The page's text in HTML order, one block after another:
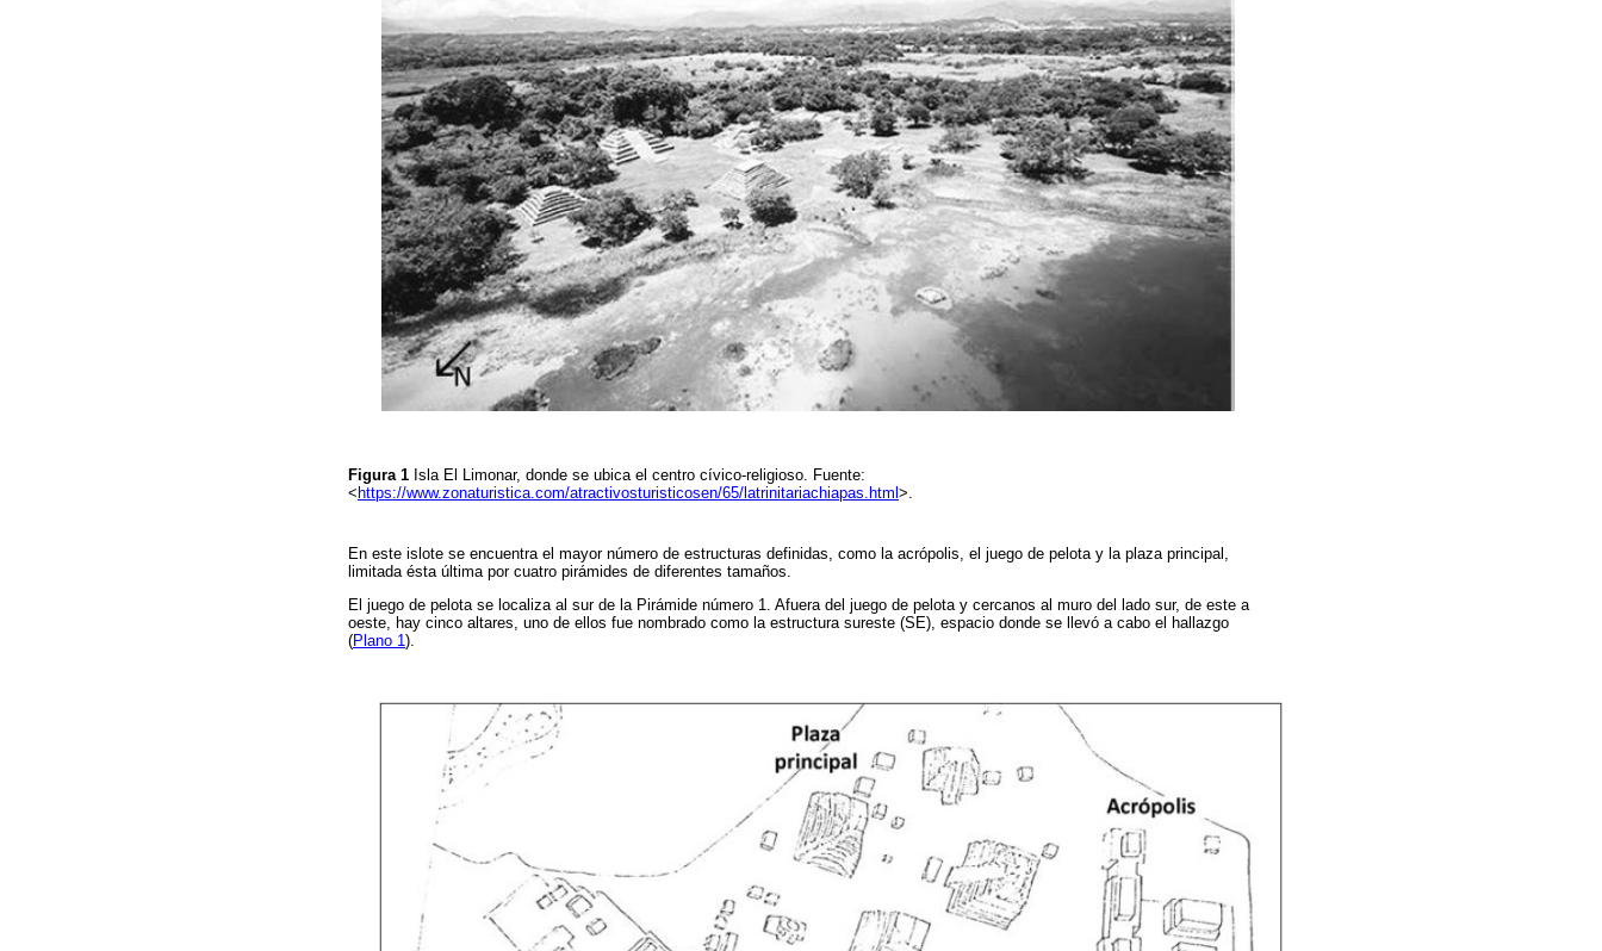
Figura 1 Isla El Limonar, donde se ubica el centro cívico-religioso. Fuente:
<https://www.zonaturistica.com/atractivosturisticosen/65/latrinitariachiapas.html>.
En este islote se encuentra el mayor número de estructuras definidas, como la acrópolis, el juego de pelota y la plaza principal,
limitada ésta última por cuatro pirámides de diferentes tamaños.
El juego de pelota se localiza al sur de la Pirámide número 1. Afuera del juego de pelota y cercanos al muro del lado sur, de este a
oeste, hay cinco altares, uno de ellos fue nombrado como la estructura sureste (SE), espacio donde se llevó a cabo el hallazgo
(Plano 1).